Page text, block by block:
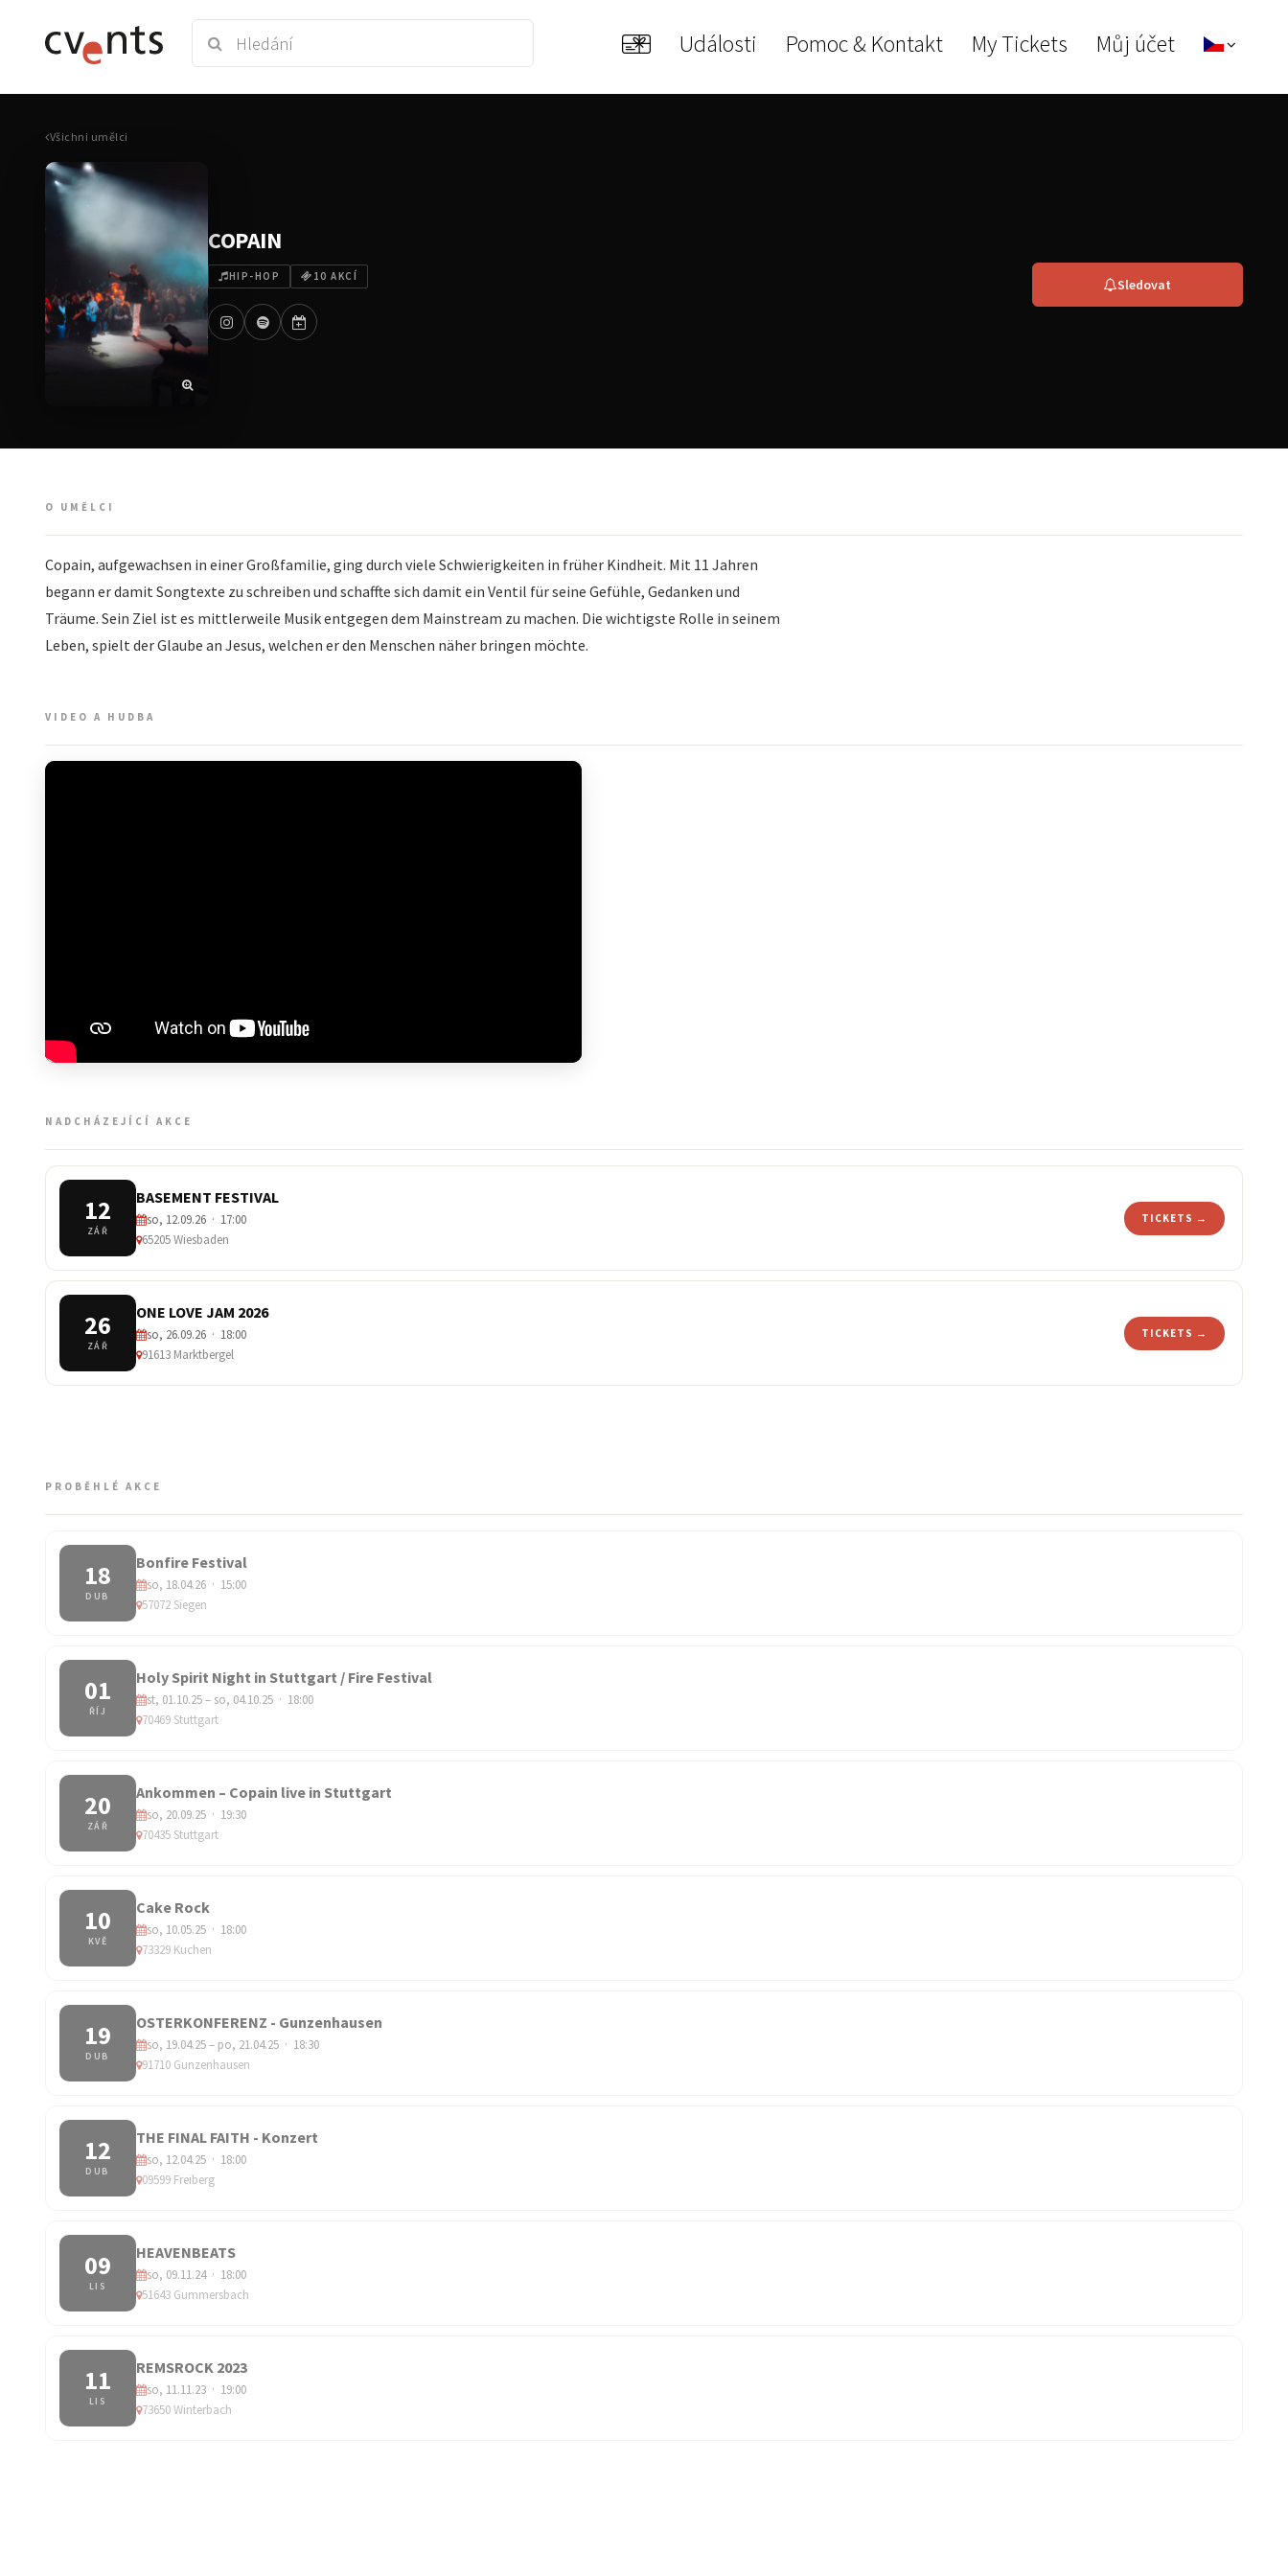
Události Pomoc & Kontakt My Tickets Můj účet
Všichni umělci
COPAIN
HIP-HOP 10 AKCÍ Sledovat
O UMĚLCI
Copain, aufgewachsen in einer Großfamilie, ging durch viele Schwierigkeiten in früher Kindheit. Mit 11 Jahren
begann er damit Songtexte zu schreiben und schaffte sich damit ein Ventil für seine Gefühle, Gedanken und
Träume. Sein Ziel ist es mittlerweile Musik entgegen dem Mainstream zu machen. Die wichtigste Rolle in seinem
Leben, spielt der Glaube an Jesus, welchen er den Menschen näher bringen möchte.
VIDEO A HUDBA
NADCHÁZEJÍCÍ AKCE
12
ZÁŘ
BASEMENT FESTIVAL
so, 12.09.26 · 17:00
65205 Wiesbaden
TICKETS →
26
ZÁŘ
ONE LOVE JAM 2026
so, 26.09.26 · 18:00
91613 Marktbergel
TICKETS →
PROBĚHLÉ AKCE
18
DUB
Bonfire Festival
so, 18.04.26 · 15:00
57072 Siegen
01
ŘÍJ
Holy Spirit Night in Stuttgart / Fire Festival
st, 01.10.25 – so, 04.10.25 · 18:00
70469 Stuttgart
20
ZÁŘ
Ankommen – Copain live in Stuttgart
so, 20.09.25 · 19:30
70435 Stuttgart
10
KVĚ
Cake Rock
so, 10.05.25 · 18:00
73329 Kuchen
19
DUB
OSTERKONFERENZ - Gunzenhausen
so, 19.04.25 – po, 21.04.25 · 18:30
91710 Gunzenhausen
12
DUB
THE FINAL FAITH - Konzert
so, 12.04.25 · 18:00
09599 Freiberg
09
LIS
HEAVENBEATS
so, 09.11.24 · 18:00
51643 Gummersbach
11
LIS
REMSROCK 2023
so, 11.11.23 · 19:00
73650 Winterbach